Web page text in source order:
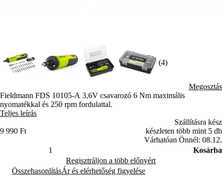
(4)
Megosztás
Fieldmann FDS 10105-A 3,6V csavarozó 6 Nm maximális
nyomatékkal és 250 rpm fordulattal.
Teljes leírás
9 990 Ft
Szállításra kész
készleten több mint 5 db
Várhatóan Önnél: 08.12.
Kosárba
Regisztráljon a több előnyért
ÖsszehasonlításÁr és elérhetőség figyelése